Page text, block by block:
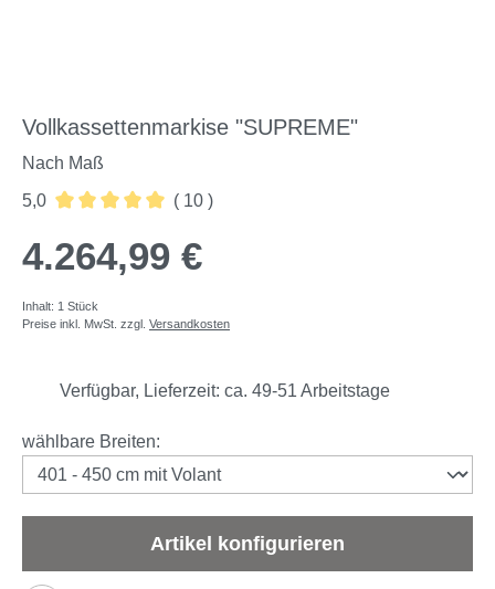
Vollkassettenmarkise "SUPREME"
Nach Maß
5,0
( 10 )
4.264,99 €
Inhalt: 1 Stück
Preise inkl. MwSt. zzgl. Versandkosten
Verfügbar, Lieferzeit: ca. 49-51 Arbeitstage
wählbare Breitenauswählen
:
Artikel konfigurieren